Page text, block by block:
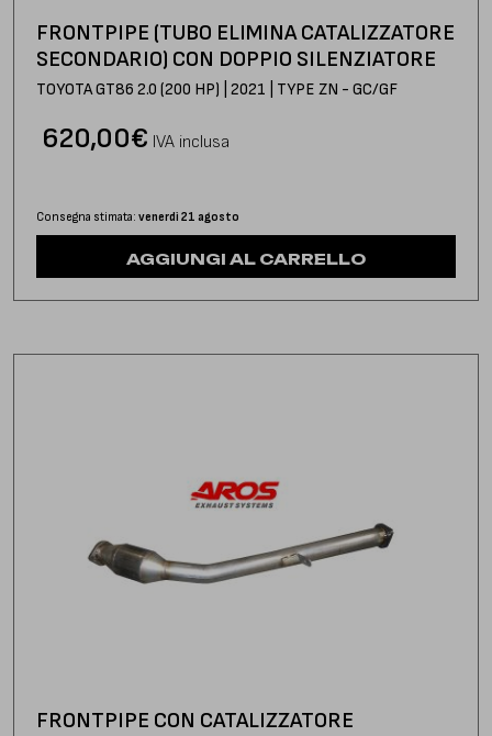
FRONTPIPE (TUBO ELIMINA CATALIZZATORE
SECONDARIO) CON DOPPIO SILENZIATORE
TOYOTA GT86 2.0 (200 HP) | 2021 | TYPE ZN - GC/GF
€
620,00 IVA inclusa
Consegna stimata: venerdì 21 agosto
AGGIUNGI AL CARRELLO
FRONTPIPE CON CATALIZZATORE